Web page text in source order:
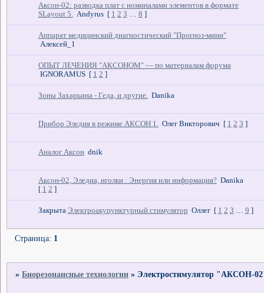
Аксон-02: разводка плат с номиналами элементов в формате
SLayout 5. Andyrus [ 1 2 3 … 8 ]
Аппарат медицинский диагностический "Прогноз-мини"
Алексей_1
ОПЫТ ЛЕЧЕНИЯ "АКСОНОМ" — по материалам форума
IGNORAMUS [ 1 2 ]
Зоны Захарьина - Геда, и другие. Danika
Прибор Эледия в режиме АКСОН 1. Олег Викторович [ 1 2 3 ]
Аналог Аксон dnik
Аксон-02, Эледиа, иголки : Энергия или информация? Danika
[ 1 2 ]
Закрыта Электроакупунктурный стимулятор Оллег [ 1 2 3 … 9 ]
Страница: 1
»Биорезонансные технологии » Электростимулятор "АКСОН-